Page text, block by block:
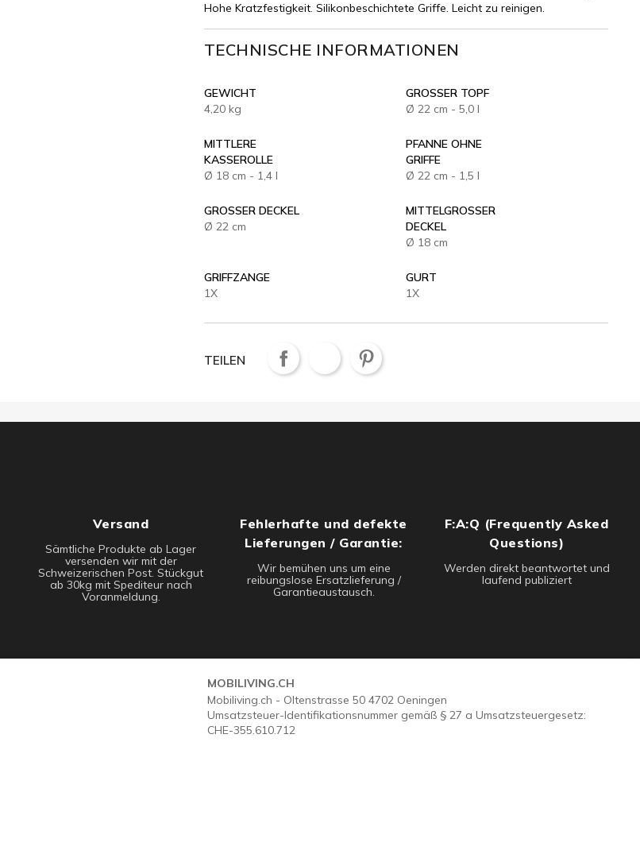
Hohe Kratzfestigkeit. Silikonbeschichtete Griffe. Leicht zu reinigen.
TECHNISCHE INFORMATIONEN
GEWICHT
4,20 kg
GROSSER TOPF
Ø 22 cm - 5,0 l
MITTLERE
KASSEROLLE
Ø 18 cm - 1,4 l
PFANNE OHNE
GRIFFE
Ø 22 cm - 1,5 l
GROSSER DECKEL
Ø 22 cm
MITTELGROSSER D
ECKEL
Ø 18 cm
GRIFFZANGE
1X
GURT
1X
TEILEN
Versand
Sämtliche Produkte ab Lager
versenden wir mit der
Schweizerischen Post. Stückgut
ab 30kg mit Spediteur nach
Voranmeldung.
Fehlerhafte und defekte
Lieferungen / Garantie:
Wir bemühen uns um eine
reibungslose Ersatzlieferung /
Garantieaustausch.
F:A:Q (Frequently Asked
Questions)
Werden direkt beantwortet und
laufend publiziert
MOBILIVING.CH
Mobiliving.ch - Oltenstrasse 50 4702 Oeningen
Umsatzsteuer-Identifikationsnummer gemäß § 27 a Umsatzsteuergesetz:
CHE-355.610.712